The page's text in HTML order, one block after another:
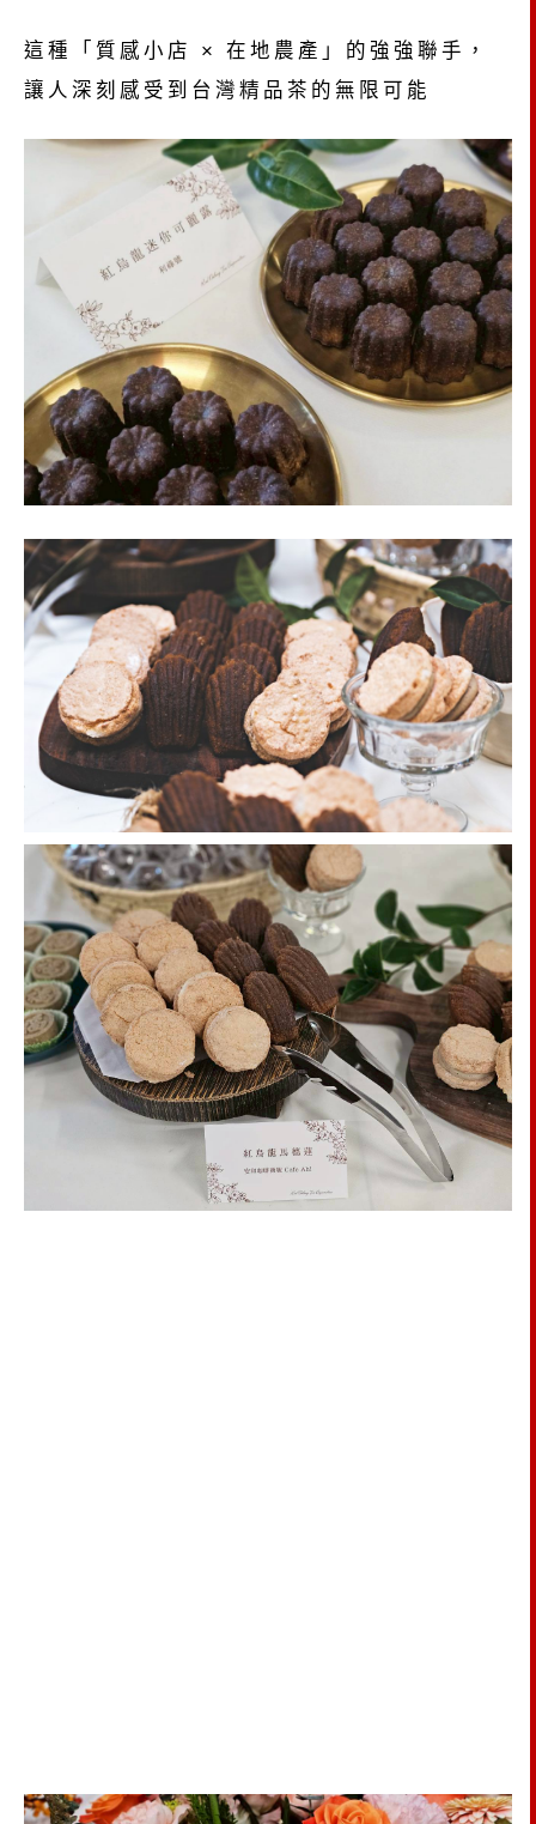
這種「質感小店 × 在地農產」的強強聯手，
讓人深刻感受到台灣精品茶的無限可能